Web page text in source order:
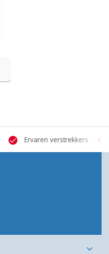
Ervaren verstrekkers